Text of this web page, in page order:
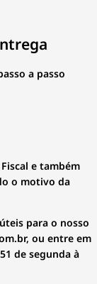
a passo
e também
o motivo da
para o nosso
, ou entre em
de segunda à